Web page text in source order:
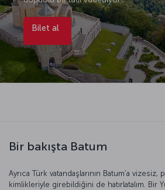
Bilet al
Bir bakışta Batum
Ayrıca Türk vatandaşlarının Batum’a
kimlikleriyle girebildiğini de hatırlatalım. Bir